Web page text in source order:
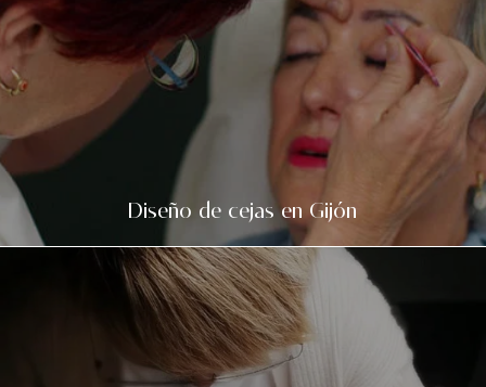
Diseño de cejas en Gijón